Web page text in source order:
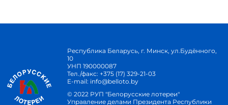
Республика Беларусь, г. Минск, ул.Будённого,
10
УНП 190000087
Тел./факс: +375 (17) 329-21-03
E-mail: info@belloto.by
© 2022 РУП "Белорусские лотереи"
Управление делами Президента Республики